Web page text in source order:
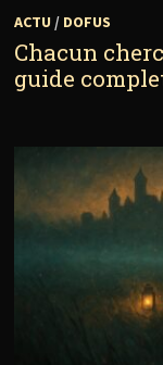
ACTU / DOFUS
Chacun
guide